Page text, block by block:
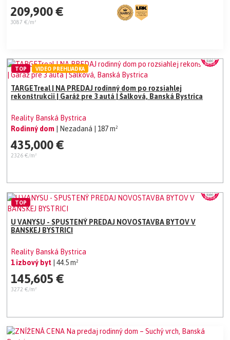
209,900 €
3087 €/m²
TARGETreal | NA PREDAJ rodinný dom po rozsiahlej
rekonštrukcii | Garáž pre 3 autá | Šalková, Banská Bystrica
Reality Banská Bystrica
Rodinný dom
| Nezadaná | 187 m²
435,000 €
2326 €/m²
TOP VIDEO PREHLIADKA
U VANYSU - SPUSTENÝ PREDAJ NOVOSTAVBA BYTOV V
BANSKEJ BYSTRICI
Reality Banská Bystrica
1 izbový byt
| 44.5 m²
145,605 €
3272 €/m²
TOP